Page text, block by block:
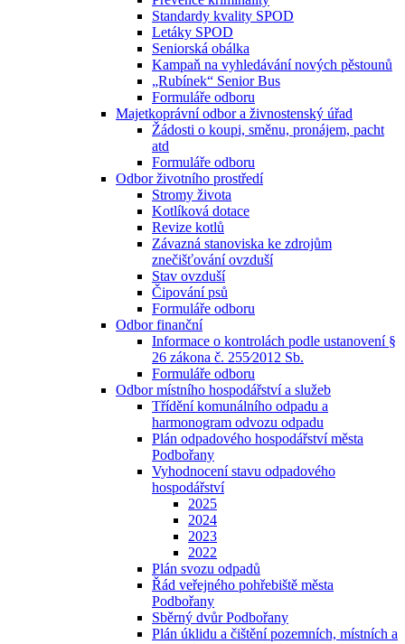
Standardy kvality SPOD
Letáky SPOD
Seniorská obálka
Kampaň na vyhledávání nových pěstounů
„Rubínek“ Senior Bus
Formuláře odboru
Majetkoprávní odbor a živnostenský úřad
Žádosti o koupi, směnu, pronájem, pacht
atd
Formuláře odboru
Odbor životního prostředí
Stromy života
Kotlíková dotace
Revize kotlů
Závazná stanoviska ke zdrojům
znečišťování ovzduší
Stav ovzduší
Čipování psů
Formuláře odboru
Odbor finanční
Informace o kontrolách podle ustanovení §
26 zákona č. 255⁄2012 Sb.
Formuláře odboru
Odbor místního hospodářství a služeb
Třídění komunálního odpadu a
harmonogram odvozu odpadu
Plán odpadového hospodářství města
Podbořany
Vyhodnocení stavu odpadového
hospodářství
2025
2024
2023
2022
Plán svozu odpadů
Řád veřejného pohřebiště města
Podbořany
Sběrný dvůr Podbořany
Plán úklidu a čištění pozemních, místních a